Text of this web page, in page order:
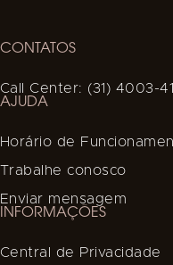
CONTATOS
Call Center: (31) 4003-
AJUDA
Horário de
Trabalhe conosco
Enviar mensagem
INFORMAÇÕES
Central de Privacidade